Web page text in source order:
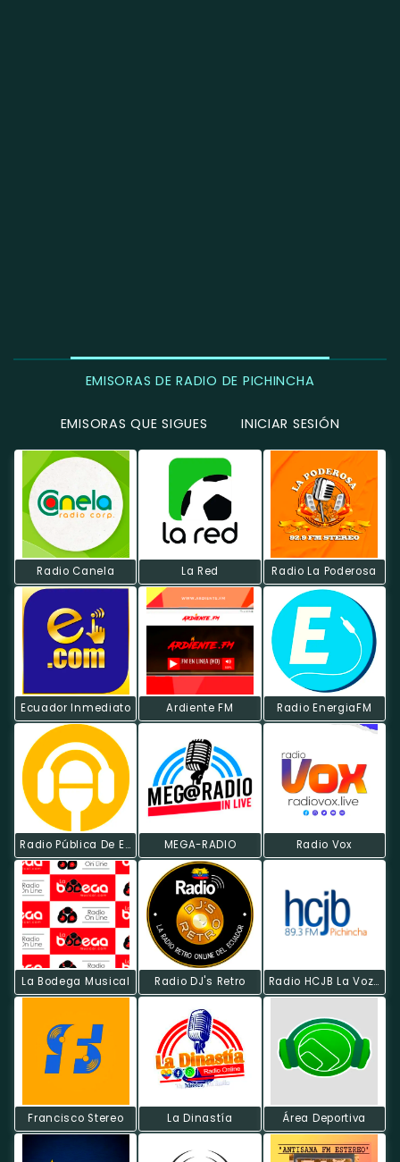
EMISORAS DE RADIO DE PICHINCHA
EMISORAS QUE SIGUES INICIAR SESIÓN
Radio Canela La Red Radio La Poderosa
Ecuador Inmediato Ardiente FM Radio EnergiaFM
Radio Pública De Ecuador MEGA-RADIO Radio Vox
La Bodega Musical Radio DJ's Retro Radio HCJB La Voz De Los Andes
Francisco Stereo La Dinastía Área Deportiva